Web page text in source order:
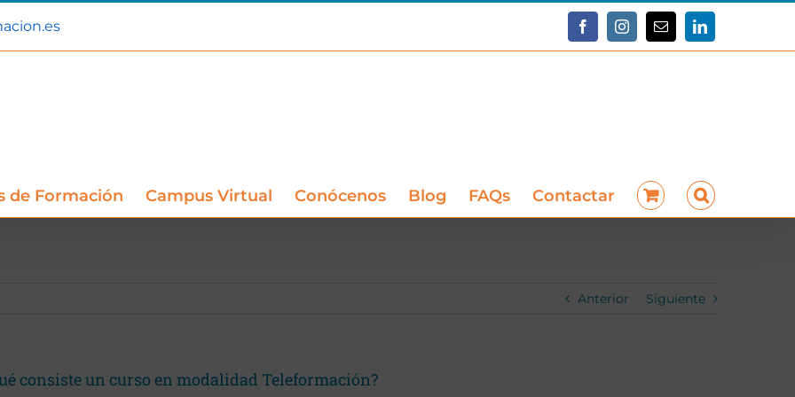
FacebookInstagramCorreo
electrónico
LinkedIn
de Formación Campus Virtual Conócenos Blog FAQs Contactar
Anterior Siguiente
consiste un curso en modalidad Teleformación?